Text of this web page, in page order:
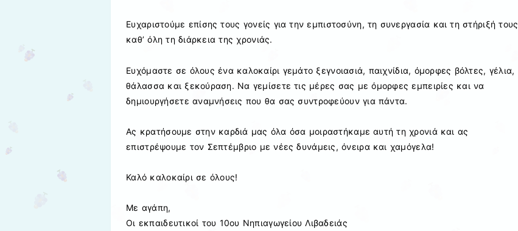
Ευχαριστούμε επίσης τους γονείς για την εμπιστοσύνη, τη συνεργασία και τη στήριξή τους
καθ’ όλη τη διάρκεια της χρονιάς.
Ευχόμαστε σε όλους ένα καλοκαίρι γεμάτο ξεγνοιασιά, παιχνίδια, όμορφες βόλτες, γέλια,
θάλασσα και ξεκούραση. Να γεμίσετε τις μέρες σας με όμορφες εμπειρίες και να
δημιουργήσετε αναμνήσεις που θα σας συντροφεύουν για πάντα.
Ας κρατήσουμε στην καρδιά μας όλα όσα μοιραστήκαμε αυτή τη χρονιά και ας
επιστρέψουμε τον Σεπτέμβριο με νέες δυνάμεις, όνειρα και χαμόγελα!
Καλό καλοκαίρι σε όλους!
Με αγάπη,
Οι εκπαιδευτικοί του 10ου Νηπιαγωγείου Λιβαδειάς